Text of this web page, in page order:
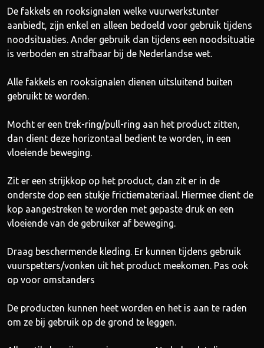
De fakkels en rooksignalen welke vuurwerkstunter
aanbiedt, zijn enkel en alleen bedoeld voor gebruik tijdens
noodsituaties. Ander gebruik dan tijdens een noodsituatie
is verboden en strafbaar bij de Nederlandse wet.
Alle fakkels en rooksignalen dienen uitsluitend buiten
gebruikt te worden.
Mocht er een trek-ring/pull-ring aan het product zitten,
dan dient deze horizontaal bedient te worden, in een
vloeiende beweging.
Zit er een strijkkop op het product, dan zit er in de
onderste dop een stukje frictiemateriaal. Hiermee dient de
kop aangestreken te worden met gepaste druk en een
vloeiende van de gebruiker af beweging.
Draag beschermende kleding. Er kunnen tijdens gebruik
vuurspetters/vonken uit het product meekomen. Pas ook
op voor omstanders
De producten kunnen heet worden en het is aan te raden
om ze bij gebruik op de grond te leggen.